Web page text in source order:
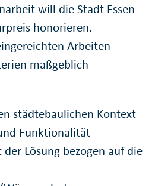
will die Stadt Essen
honorieren.
Arbeiten
maßgeblich
städtebaulichen Kontext
Funktionalität
Lösung bezogen auf die